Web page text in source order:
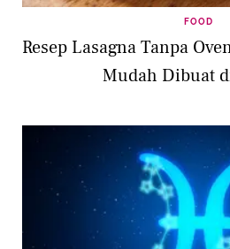
FOOD
Resep Lasagna Tanpa
Mudah Dibuat